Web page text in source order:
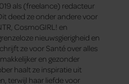
als (freelance) redacteur
deed ze onder andere voor
CosmoGIRL! en
nieuwsgierigheid en
ze voor Santé over alles
en gezonder
haalt ze inspiratie uit
terwijl haar liefde voor